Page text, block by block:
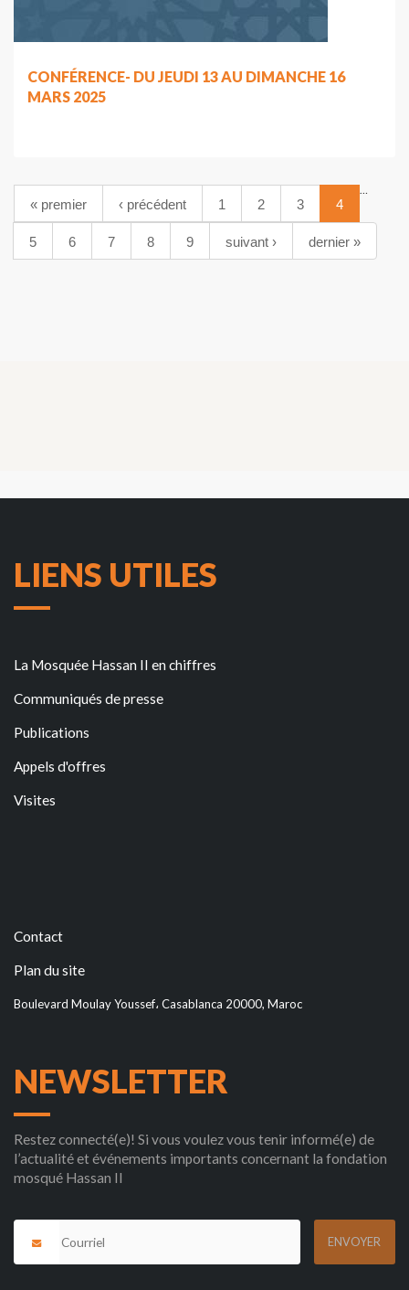
CONFÉRENCE- DU JEUDI 13 AU DIMANCHE 16
MARS 2025
« premier ‹ précédent 1 2 3 4
5 6 7 8 9
…
suivant › dernier »
LIENS UTILES
La Mosquée Hassan II en chiffres
Communiqués de presse
Publications
Appels d'offres
Visites
Contact
Plan du site
Boulevard Moulay Youssef، Casablanca 20000, Maroc
NEWSLETTER
Restez connecté(e)! Si vous voulez vous tenir informé(e) de
l’actualité et événements importants concernant la fondation
mosqué Hassan II